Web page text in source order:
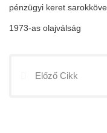
pénzügyi keret sarokköve.
1973-as olajválság
Előző Cikk